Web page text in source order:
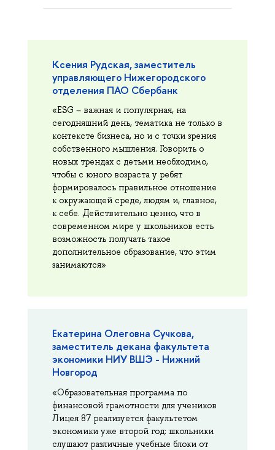
Ксения Рудская, заместитель
управляющего Нижегородского
отделения ПАО Сбербанк
«ESG – важная и популярная, на
сегодняшний день, тематика не только в
контексте бизнеса, но и с точки зрения
собственного мышления. Говорить о
новых трендах с детьми необходимо,
чтобы с юного возраста у ребят
формировалось правильное отношение
к окружающей среде, людям и, главное,
к себе. Действительно ценно, что в
современном мире у школьников есть
возможность получать такое
дополнительное образование, что этим
занимаются»
Екатерина Олеговна Сучкова,
заместитель декана факультета
экономики НИУ ВШЭ - Нижний
Новгород
«Образовательная программа по
финансовой грамотности для учеников
Лицея 87 реализуется факультетом
экономики уже второй год: школьники
слушают различные учебные блоки от